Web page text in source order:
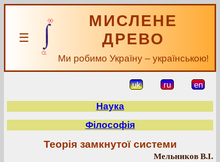
☰
МИСЛЕНЕ
ДРЕВО
Ми робимо Україну – українською!
uk ru en
Наука
Філософія
Теорія замкнутої системи
Мельников В.І.